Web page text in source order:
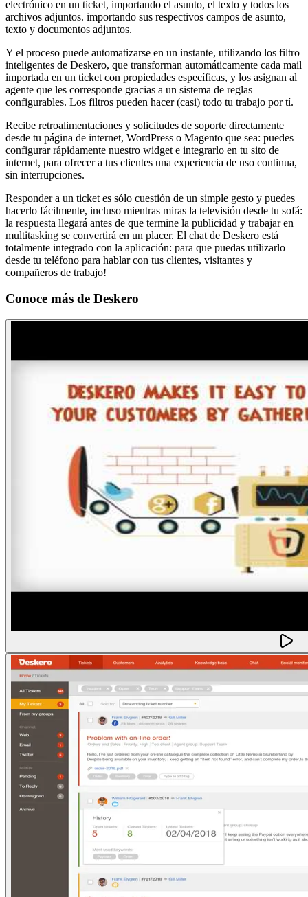
electrónico en un ticket, importando el asunto, el texto y todos los
archivos adjuntos. importando sus respectivos campos de asunto,
texto y documentos adjuntos.
Y el proceso puede automatizarse en un instante, utilizando los filtro
inteligentes de Deskero, que transforman automáticamente cada mail
importada en un ticket con propiedades específicas, y los asignan al
agente que les corresponde gracias a un sistema de reglas
configurables. Los filtros pueden hacer (casi) todo tu trabajo por tí.
Recibe retroalimentaciones y solicitudes de soporte directamente
desde tu página de internet, WordPress o Magento que sea: puedes
configurar rápidamente nuestro widget e integrarlo en tu sito de
internet, para ofrecer a tus clientes una experiencia de uso continua,
sin interrupciones.
Responder a un ticket es sólo cuestión de un simple gesto y puedes
hacerlo fácilmente, incluso mientras miras la televisión desde tu sofá:
la respuesta llegará antes de que termine la publicidad y trabajar en
multitasking se convertirá en un placer. El chat de Deskero está
totalmente integrado con la aplicación: para que puedas utilizarlo
desde tu teléfono para hablar con tus clientes, visitantes y
compañeros de trabajo!
Conoce más de Deskero